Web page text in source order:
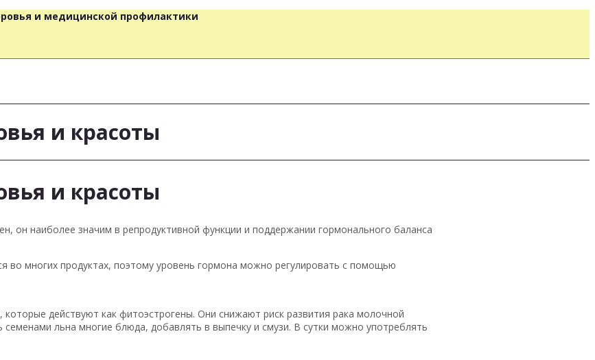
и медицинской профилактики
и красоты
и красоты
он наиболее значим в репродуктивной функции и поддержании гормонального баланса
многих продуктах, поэтому уровень гормона можно регулировать с помощью
действуют как фитоэстрогены. Они снижают риск развития рака молочной
льна многие блюда, добавлять в выпечку и смузи. В сутки можно употреблять